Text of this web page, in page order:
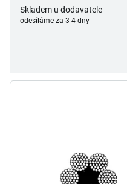
Skladem u dodavatele
odesíláme za 3-4 dny